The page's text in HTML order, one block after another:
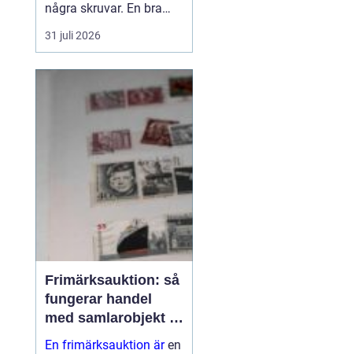
några skruvar. En bra
stämning påverkar hur
pianot låter, känns och
som Stockholm, där
många bor i lägenhet
och klimatet växlar
kraftigt mellan
årstiderna, ställs extra
31 juli 2026
Frimärksauktion: så
fungerar handel
med samlarobjekt i
praktiken
En frimärksauktion ären